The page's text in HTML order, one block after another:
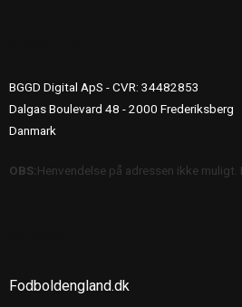
BGGD Digital ApS - CVR: 34482853
Dalgas Boulevard 48 - 2000 Frederiksberg
Danmark
OBS:Henvendelse på adressen ikke
Fodboldengland.dk